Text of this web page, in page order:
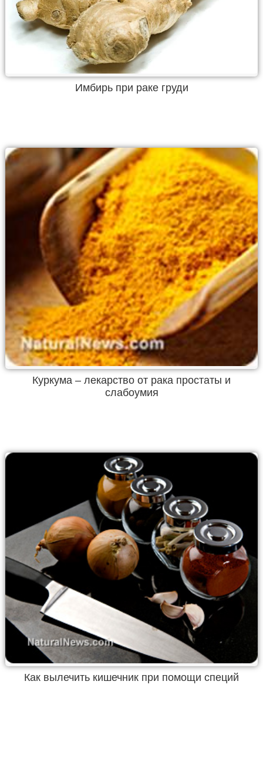
Имбирь при раке груди
Куркума – лекарство от рака простаты и
слабоумия
Как вылечить кишечник при помощи специй